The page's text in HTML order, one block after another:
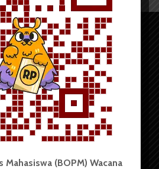
rights reserved BOPM WACANA.
(BOPM) Wacana